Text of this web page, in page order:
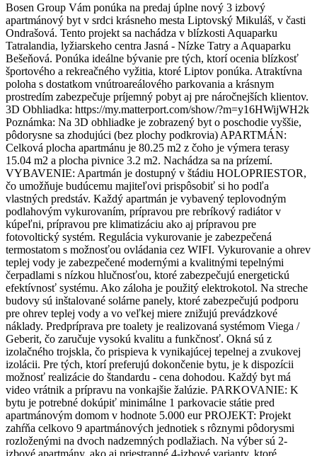
Bosen Group Vám ponúka na predaj úplne nový 3 izbový
apartmánový byt v srdci krásneho mesta Liptovský Mikuláš, v časti
Ondrašová. Tento projekt sa nachádza v blízkosti Aquaparku
Tatralandia, lyžiarskeho centra Jasná - Nízke Tatry a Aquaparku
Bešeňová. Ponúka ideálne bývanie pre tých, ktorí ocenia blízkosť
športového a rekreačného vyžitia, ktoré Liptov ponúka. Atraktívna
poloha s dostatkom vnútroareálového parkovania a krásnym
prostredím zabezpečuje príjemný pobyt aj pre náročnejších klientov.
3D Obhliadka: https://my.matterport.com/show/?m=y16HWijWH2k
Poznámka: Na 3D obhliadke je zobrazený byt o poschodie vyššie,
pôdorysne sa zhodujúci (bez plochy podkrovia) APARTMÁN:
Celková plocha apartmánu je 80.25 m2 z čoho je výmera terasy
15.04 m2 a plocha pivnice 3.2 m2. Nachádza sa na prízemí.
VYBAVENIE: Apartmán je dostupný v štádiu HOLOPRIESTOR,
čo umožňuje budúcemu majiteľovi prispôsobiť si ho podľa
vlastných predstáv. Každý apartmán je vybavený teplovodným
podlahovým vykurovaním, prípravou pre rebríkový radiátor v
kúpeľni, prípravou pre klimatizáciu ako aj prípravou pre
fotovoltický systém. Regulácia vykurovanie je zabezpečená
termostatom s možnosťou ovládania cez WIFI. Vykurovanie a ohrev
teplej vody je zabezpečené modernými a kvalitnými tepelnými
čerpadlami s nízkou hlučnosťou, ktoré zabezpečujú energetickú
efektívnosť systému. Ako záloha je použitý elektrokotol. Na streche
budovy sú inštalované solárne panely, ktoré zabezpečujú podporu
pre ohrev teplej vody a vo veľkej miere znižujú prevádzkové
náklady. Predpríprava pre toalety je realizovaná systémom Viega /
Geberit, čo zaručuje vysokú kvalitu a funkčnosť. Okná sú z
izolačného trojskla, čo prispieva k vynikajúcej tepelnej a zvukovej
izolácii. Pre tých, ktorí preferujú dokončenie bytu, je k dispozícii
možnosť realizácie do štandardu - cena dohodou. Každý byt má
video vrátnik a prípravu na vonkajšie žalúzie. PARKOVANIE: K
bytu je potrebné dokúpiť minimálne 1 parkovacie státie pred
apartmánovým domom v hodnote 5.000 eur PROJEKT: Projekt
zahŕňa celkovo 9 apartmánových jednotiek s rôznymi pôdorysmi
rozloženými na dvoch nadzemných podlažiach. Na výber sú 2-
izbové apartmány, ako aj priestranné 4-izbové varianty, ktoré